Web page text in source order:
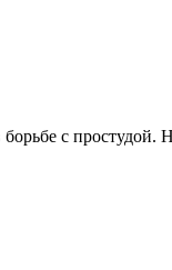
с простудой.